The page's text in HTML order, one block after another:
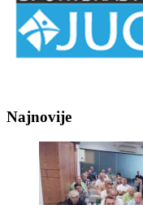
Najnovije